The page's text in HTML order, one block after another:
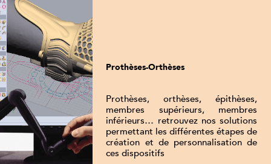
Prothèses-Orthèses
Prothèses, orthèses, épithèses,
membres supérieurs, membres
inférieurs… retrouvez nos solutions
permettant les différentes étapes de
création et de personnalisation de
ces dispositifs